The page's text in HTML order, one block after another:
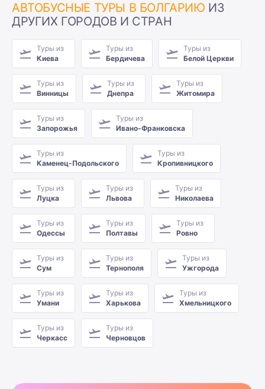
АВТОБУСНЫЕ ТУРЫ В БОЛГАРИЮ ИЗ
ДРУГИХ ГОРОДОВ И СТРАН
Туры из
Киева
Туры из
Бердичева
Туры из
Белой Церкви
Туры из
Винницы
Туры из
Днепра
Туры из
Житомира
Туры из
Запорожья
Туры из
Ивано-Франковска
Туры из
Каменец-Подольского
Туры из
Кропивницкого
Туры из
Луцка
Туры из
Львова
Туры из
Николаева
Туры из
Одессы
Туры из
Полтавы
Туры из
Ровно
Туры из
Сум
Туры из
Тернополя
Туры из
Ужгорода
Туры из
Умани
Туры из
Харькова
Туры из
Хмельницкого
Туры из
Черкасс
Туры из
Черновцов